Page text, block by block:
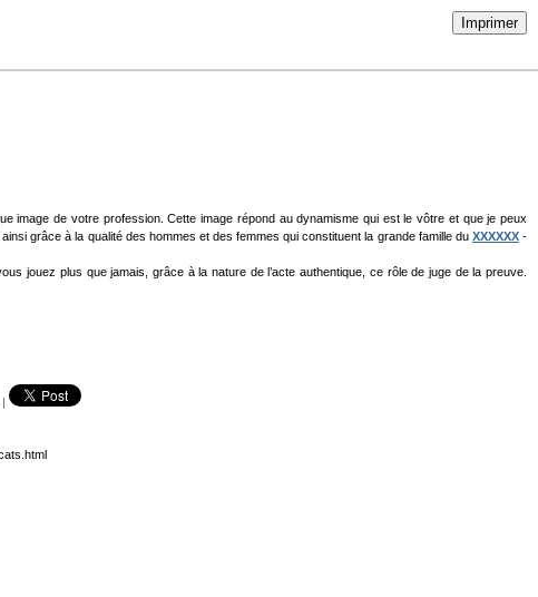
Imprimer
image de votre profession. Cette image répond au dynamisme qui est le vôtre et que je peux
grâce à la qualité des hommes et des femmes qui constituent la grande famille du XXXXXX-
jouez plus que jamais, grâce à la nature de l’acte authentique, ce rôle de juge de la preuve.
|